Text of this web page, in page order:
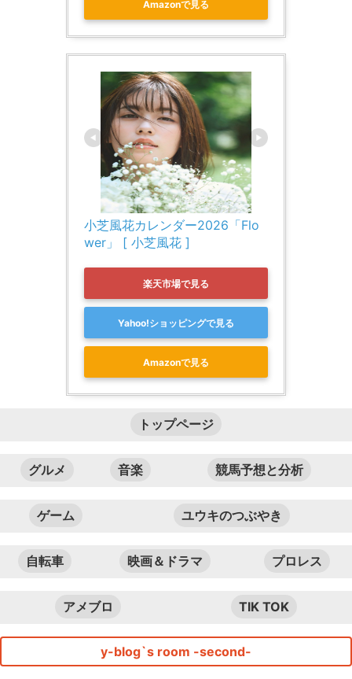
Amazonで見る
小芝風花カレンダー2026「Flo
wer」 [ 小芝風花 ]
楽天市場で見る
Yahoo!ショッピングで見る
Amazonで見る
トップページ
グルメ 音楽 競馬予想と分析
ゲーム ユウキのつぶやき
自転車 映画＆ドラマ プロレス
アメブロ TIK TOK
y-blog`s room -second-